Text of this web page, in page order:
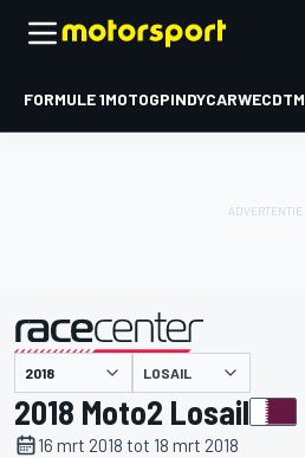
FORMULE 1MOTOGPINDYCARWECDTM
gepresenteerd door LOSAIL
2018 Moto2 Losail
16 mrt 2018 tot 18 mrt 2018